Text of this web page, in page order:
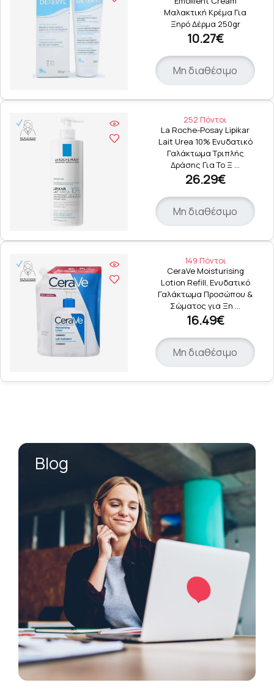
Μαλακτική Κρέμα Για
Ξηρό Δέρμα 250gr
10.27€
Μη διαθέσιμο
252 Πόντοι
La Roche-Posay Lipikar
Lait Urea 10% Ενυδατικό
Γαλάκτωμα Τριπλής
Δράσης Για Το Ξ …
26.29€
Μη διαθέσιμο
149 Πόντοι
CeraVe Moisturising
Lotion Refill, Ενυδατικό
Γαλάκτωμα Προσώπου &
Σώματος για Ξη …
16.49€
Μη διαθέσιμο
Blog